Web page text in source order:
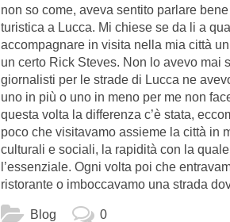
non so come, aveva sentito parlare
turistica a Lucca. Mi chiese se da li a
accompagnare in visita nella mia città
un certo Rick Steves. Non lo avevo mai
giornalisti per le strade di Lucca ne
uno in più o uno in meno per me non
questa volta la differenza c’è stata,
poco che visitavamo assieme la città in
culturali e sociali, la rapidità con la
l’essenziale. Ogni volta poi che
ristorante o imboccavamo una strada
Blog 0